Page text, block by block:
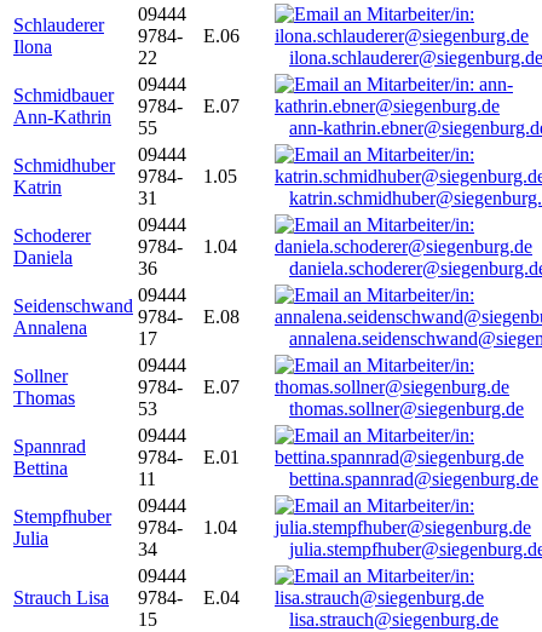
Schlauderer
Ilona
09444
9784-
22
E.06
ilona.schlauderer@siegenburg.de
Schmidbauer
Ann-Kathrin
09444
9784-
55
E.07
ann-
Schmidhuber
Katrin
09444
9784-
31
1.05
Schoderer
Daniela
09444
9784-
36
1.04
Seidenschwand
Annalena
09444
9784-
17
E.08
Sollner
Thomas
09444
9784-
53
E.07
thomas.sollner@siegenburg.de
Spannrad
Bettina
09444
9784-
11
E.01
bettina.spannrad@siegenburg.de
Stempfhuber
Julia
09444
9784-
34
1.04
Strauch Lisa
09444
9784-
15
E.04
lisa.strauch@siegenburg.de